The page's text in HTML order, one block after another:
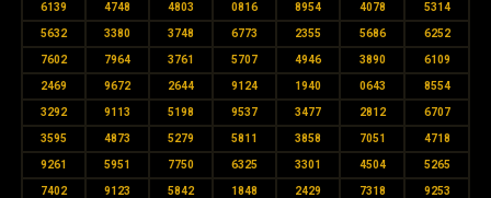
6139 4748 4803 0816 8954 4078 5314
5632 3380 3748 6773 2355 5686 6252
7602 7964 3761 5707 4946 3890 6109
2469 9672 2644 9124 1940 0643 8554
3292 9113 5198 9537 3477 2812 6707
3595 4873 5279 5811 3858 7051 4718
9261 5951 7750 6325 3301 4504 5265
7402 9123 5842 1848 2429 7318 9253